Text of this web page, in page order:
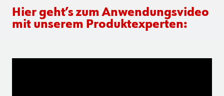
Hier geht’s zum Anwendungsvideo
mit unserem Produktexperten: